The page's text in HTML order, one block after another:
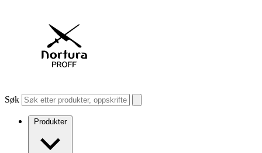
Søk
Produkter